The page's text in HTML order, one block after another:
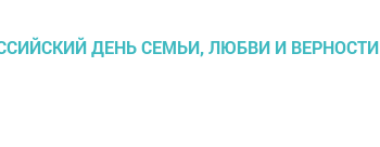
ДЕНЬ СЕМЬИ, ЛЮБВИ И ВЕРНОСТИ